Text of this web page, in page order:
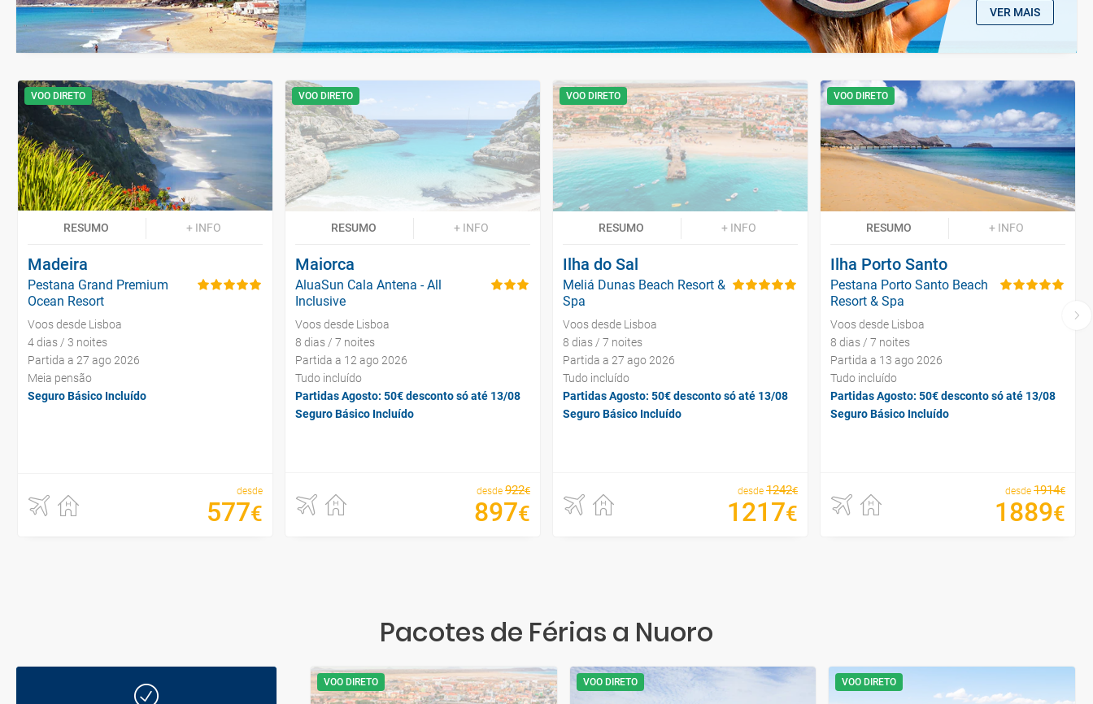
VER MAIS
VOO DIRETO
RESUMO + INFO
Madeira
Pestana Grand Premium
Ocean Resort
Voos desde Lisboa
4 dias / 3 noites
Partida a 27 ago 2026
Meia pensão
Seguro Básico Incluído
desde
577€
VOO DIRETO
RESUMO + INFO
Maiorca
AluaSun Cala Antena - All
Inclusive
Voos desde Lisboa
8 dias / 7 noites
Partida a 12 ago 2026
Tudo incluído
Partidas Agosto: 50€ desconto só até 13/08
Seguro Básico Incluído
desde 922€
897€
VOO DIRETO
RESUMO + INFO
Ilha do Sal
Meliá Dunas Beach Resort &
Spa
Voos desde Lisboa
8 dias / 7 noites
Partida a 27 ago 2026
Tudo incluído
Partidas Agosto: 50€ desconto só até 13/08
Seguro Básico Incluído
desde 1242€
1217€
VOO DIRETO
RESUMO + INFO
Ilha Porto Santo
Pestana Porto Santo Beach
Resort & Spa
Voos desde Lisboa
8 dias / 7 noites
Partida a 13 ago 2026
Tudo incluído
Partidas Agosto: 50€ desconto só até 13/08
Seguro Básico Incluído
desde 1914€
1889€
Pacotes de Férias a Nuoro
VOO DIRETO VOO DIRETO VOO DIRETO